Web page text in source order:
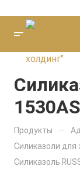
1530AS
Продукты —
Силиказоли
Силиказоль